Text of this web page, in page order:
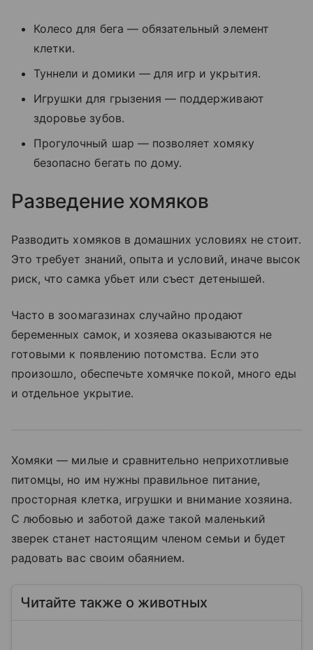
Колесо для бега — обязательный элемент
клетки.
Туннели и домики — для игр и укрытия.
Игрушки для грызения — поддерживают
здоровье зубов.
Прогулочный шар — позволяет хомяку
безопасно бегать по дому.
Разведение хомяков
Разводить хомяков в домашних условиях не стоит.
Это требует знаний, опыта и условий, иначе высок
риск, что самка убьет или съест детенышей.
Часто в зоомагазинах случайно продают
беременных самок, и хозяева оказываются не
готовыми к появлению потомства. Если это
произошло, обеспечьте хомячке покой, много еды
и отдельное укрытие.
Хомяки — милые и сравнительно неприхотливые
питомцы, но им нужны правильное питание,
просторная клетка, игрушки и внимание хозяина.
С любовью и заботой даже такой маленький
зверек станет настоящим членом семьи и будет
радовать вас своим обаянием.
Читайте также о животных